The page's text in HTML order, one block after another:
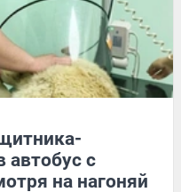
автобус с
на нагоняй